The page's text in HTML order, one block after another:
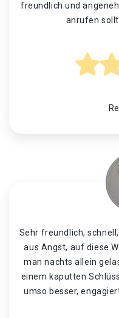
freundlich und
anrufen
Sehr freundlich,
aus Angst, auf diese
man nachts allein
einem kaputten
umso besser,